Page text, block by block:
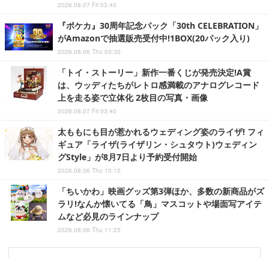
2026.08.07 Fri 03:40
『ポケカ』30周年記念パック「30th CELEBRATION」
がAmazonで抽選販売受付中!1BOX(20パック入り)
2026.08.06 Thu 03:30
「トイ・ストーリー」新作一番くじが発売決定!A賞
は、ウッディたちがレトロ感満載のアナログレコード
上を走る姿で立体化 2枚目の写真・画像
2026.08.07 Fri 03:40
太ももにも目が惹かれるウェディング姿のライザ! フィ
ギュア「ライザ(ライザリン・シュタウト)ウェディン
グStyle」が8月7日より予約受付開始
2026.08.06 Thu 10:15
「ちいかわ」映画グッズ第3弾ほか、多数の新商品がズ
ラリ!なんか懐いてる「鳥」マスコットや場面写アイテ
ムなど必見のラインナップ
2026.08.06 Thu 11:25